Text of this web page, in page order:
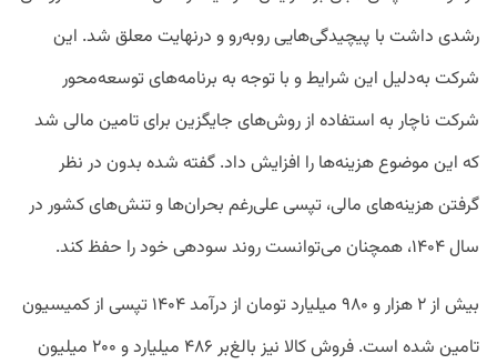
رشدی داشت با پیچیدگی‌هایی روبه‌رو و درنهایت معلق شد. این
شرکت به‌دلیل این شرایط و با توجه به برنامه‌های توسعه‌محور
شرکت ناچار به استفاده از روش‌های جایگزین برای تامین مالی شد
که این موضوع هزینه‌ها را افزایش داد. گفته شده بدون در نظر
گرفتن هزینه‌های مالی، تپسی علی‌رغم بحران‌ها و تنش‌های کشور در
سال ۱۴۰۴، همچنان می‌توانست روند سودهی خود را حفظ کند.
بیش از ۲ هزار و ۹۸۰ میلیارد تومان از درآمد ۱۴۰۴ تپسی از کمیسیون
تامین شده است. فروش کالا نیز بالغ‌بر ۴۸۶ میلیارد و ۲۰۰ میلیون